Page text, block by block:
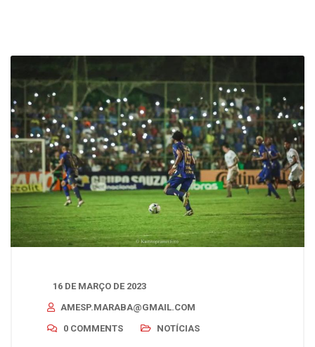
16 DE MARÇO DE 2023
AMESP.MARABA@GMAIL.COM
0 COMMENTS
NOTÍCIAS